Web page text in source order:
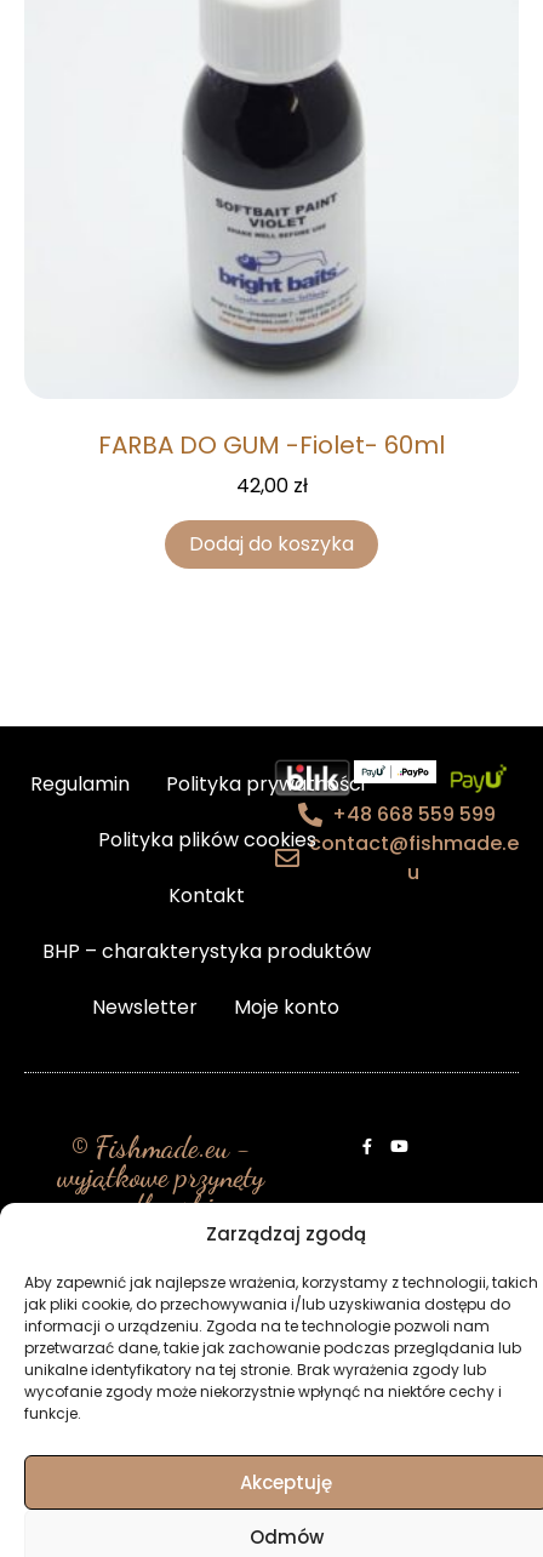
Zarządzaj zgodą
Aby zapewnić jak najlepsze wrażenia, korzystamy z technologii, takich
jak pliki cookie, do przechowywania i/lub uzyskiwania dostępu do
informacji o urządzeniu. Zgoda na te technologie pozwoli nam
przetwarzać dane, takie jak zachowanie podczas przeglądania lub
unikalne identyfikatory na tej stronie. Brak wyrażenia zgody lub
wycofanie zgody może niekorzystnie wpłynąć na niektóre cechy i
funkcje.
Akceptuję
Odmów
FARBA DO GUM -Fiolet- 60ml
42,00 zł
Dodaj do koszyka
Regulamin
Polityka prywatności
Polityka plików cookies
Kontakt
BHP – charakterystyka produktów
Newsletter
Moje konto
+48 668 559 599
contact@fishmade.e
u
© Fishmade.eu -
wyjątkowe przynęty
wędkarskie